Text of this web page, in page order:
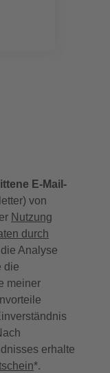
E-Mail-
von
Nutzung
durch
Analyse
die
meiner
erhalte
*.